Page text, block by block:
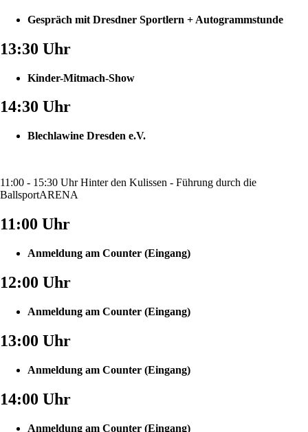
Gespräch mit Dresdner Sportlern + Autogrammstunde
13:30 Uhr
Kinder-Mitmach-Show
14:30 Uhr
Blechlawine Dresden e.V.
11:00 - 15:30 Uhr Hinter den Kulissen - Führung durch die
BallsportARENA
11:00 Uhr
Anmeldung am Counter (Eingang)
12:00 Uhr
Anmeldung am Counter (Eingang)
13:00 Uhr
Anmeldung am Counter (Eingang)
14:00 Uhr
Anmeldung am Counter (Eingang)